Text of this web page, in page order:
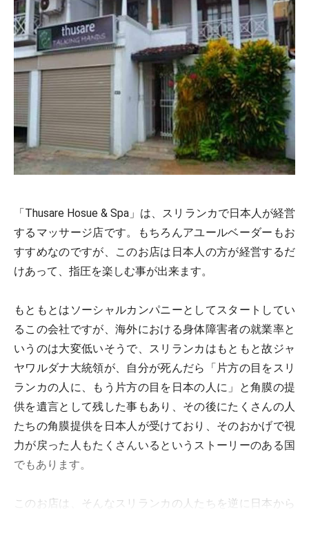
「Thusare Hosue & Spa」は、スリランカで日本人が経営
するマッサージ店です。もちろんアユールベーダーもお
すすめなのですが、このお店は日本人の方が経営するだ
けあって、指圧を楽しむ事が出来ます。
もともとはソーシャルカンパニーとしてスタートしてい
るこの会社ですが、海外における身体障害者の就業率と
いうのは大変低いそうで、スリランカはもともと故ジャ
ヤワルダナ大統領が、自分が死んだら「片方の目をスリ
ランカの人に、もう片方の目を日本の人に」と角膜の提
供を遺言として残した事もあり、その後にたくさんの人
たちの角膜提供を日本人が受けており、そのおかげで視
力が戻った人もたくさんいるというストーリーのある国
でもあります。
このお店は、そんなスリランカの人たちを逆に日本から